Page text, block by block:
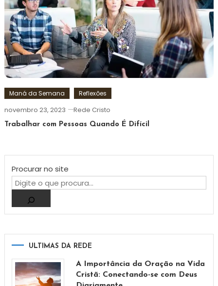
Maná da Semana Reflexões
novembro 23, 2023 Rede Cristo
Trabalhar com Pessoas Quando É Difícil
Procurar no site
ULTIMAS DA REDE
A Importância da Oração na Vida
Cristã: Conectando-se com Deus